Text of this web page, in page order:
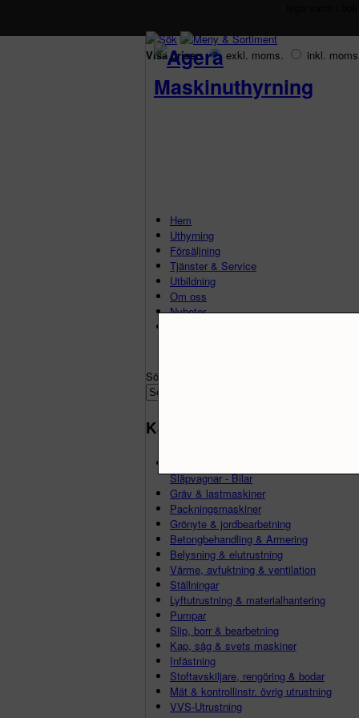
Visa priser: exkl. moms. inkl.
Hem
Uthyrning
Försäljning
Tjänster & Service
Utbildning
Om oss
Nyheter
Sök produkter
Kategorier
Släpvagnar - Bilar
Gräv & lastmaskiner
Packningsmaskiner
Grönyte & jordbearbetning
Betongbehandling & Armering
Belysning & elutrustning
Värme, avfuktning & ventilation
Ställningar
Lyftutrustning & materialhantering
Pumpar
Slip, borr & bearbetning
Kap, såg & svets maskiner
Infästning
Stoftavskiljare, rengöring & bodar
Mät & kontrollinstr. övrig utrustning
VVS-Utrustning